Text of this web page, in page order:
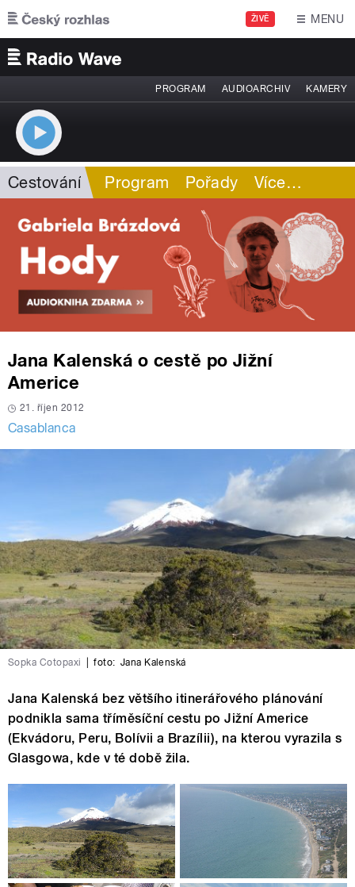
Přejít k hlavnímu obsahu
ŽIVĚ MENU
PROGRAM AUDIOARCHIV KAMERY
Cestování Program Pořady Více…
Jana Kalenská o cestě po Jižní
Americe
21. říjen 2012
Casablanca
Sopka Cotopaxi foto: Jana Kalenská
Jana Kalenská bez většího itinerářového plánování
podnikla sama tříměsíční cestu po Jižní Americe
(Ekvádoru, Peru, Bolívii a Brazílii), na kterou vyrazila s
Glasgowa, kde v té době žila.